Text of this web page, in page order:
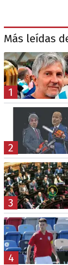
Más leídas
1
2
3
4